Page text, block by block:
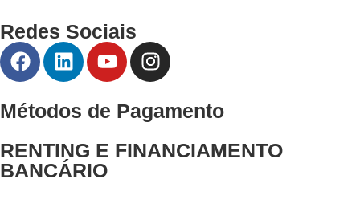
Redes Sociais
Métodos de Pagamento
RENTING E FINANCIAMENTO
BANCÁRIO